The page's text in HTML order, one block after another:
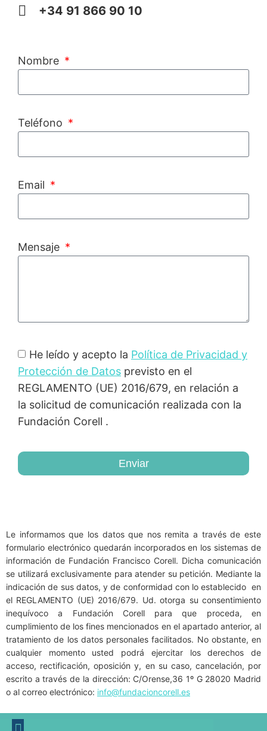
+34 91 866 90 10
Nombre
Teléfono
Email
Mensaje
He leído y acepto la Política de Privacidad y
Protección de Datos previsto en el
REGLAMENTO (UE) 2016/679, en relación a
la solicitud de comunicación realizada con la
Fundación Corell .
Enviar
Le informamos que los datos que nos remita a través de este
formulario electrónico quedarán incorporados en los sistemas de
información de Fundación Francisco Corell. Dicha comunicación
se utilizará exclusivamente para atender su petición. Mediante la
indicación de sus datos, y de conformidad con lo establecido en
el REGLAMENTO (UE) 2016/679. Ud. otorga su consentimiento
inequívoco a Fundación Corell para que proceda, en
cumplimiento de los fines mencionados en el apartado anterior, al
tratamiento de los datos personales facilitados. No obstante, en
cualquier momento usted podrá ejercitar los derechos de
acceso, rectificación, oposición y, en su caso, cancelación, por
escrito a través de la dirección: C/Orense,36 1º G 28020 Madrid
o al correo electrónico: info@fundacioncorell.es